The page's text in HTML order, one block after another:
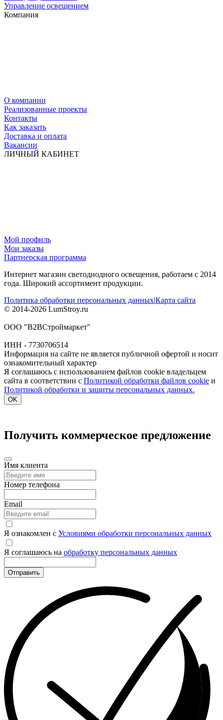
Управление освещением
Компания
О компании
Реализованные проекты
Контакты
Как заказать
Доставка и оплата
Вакансии
ЛИЧНЫЙ КАБИНЕТ
Мой профиль
Мои заказы
Партнерская программа
Интернет магазин светодиодного освещения, работаем с 2014
года. Широкий ассортимент продукции.
Политика обработки персональных данных|Карта сайта
© 2014-2026 LumStroy.ru
ООО "В2ВСтроймаркет"
ИНН - 7730706514
Информация на сайте не является публичной офертой и носит
ознакомительный характер
Я соглашаюсь с использованием файлов cookie владельцем
сайта в соответствии с Политикой обработки файлов cookie и
Политикой обработки и защиты персональных данных.
OK
Получить коммерческое предложение
Имя клиента
Номер телефона
Email
Я ознакомлен с Условиями обработки персональных данных
Я соглашаюсь на обработку персональных данных
Отправить